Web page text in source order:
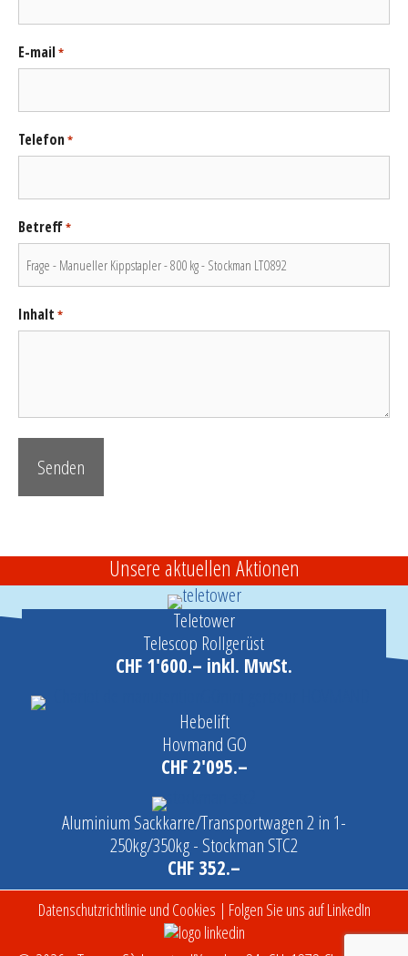
E-mail*
Telefon*
Betreff*
Inhalt *
Unsere aktuellen Aktionen
Teletower
Telescop Rollgerüst
CHF 1'600.– inkl. MwSt.
Hebelift
Hovmand GO
CHF 2'095.–
Aluminium Sackkarre/Transportwagen 2 in 1-
250kg/350kg - Stockman STC2
CHF 352.–
Datenschutzrichtlinie und Cookies | Folgen Sie uns auf LinkedIn